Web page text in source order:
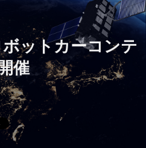
ットカーコンテ
催